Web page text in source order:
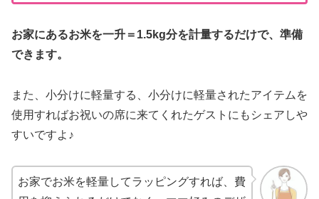
お家にあるお米を一升＝1.5kg分を計量するだけで、準備
できます。
また、小分けに軽量する、小分けに軽量されたアイテムを
使用すればお祝いの席に来てくれたゲストにもシェアしや
すいですよ♪
お家でお米を軽量してラッピングすれば、費